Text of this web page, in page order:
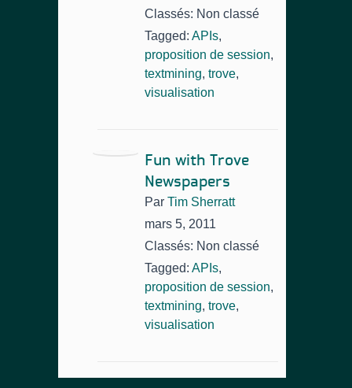
Classés: Non classé
Tagged: APIs,
proposition de session,
textmining, trove,
visualisation
Fun with Trove
Newspapers
Par Tim Sherratt
mars 5, 2011
Classés: Non classé
Tagged: APIs,
proposition de session,
textmining, trove,
visualisation